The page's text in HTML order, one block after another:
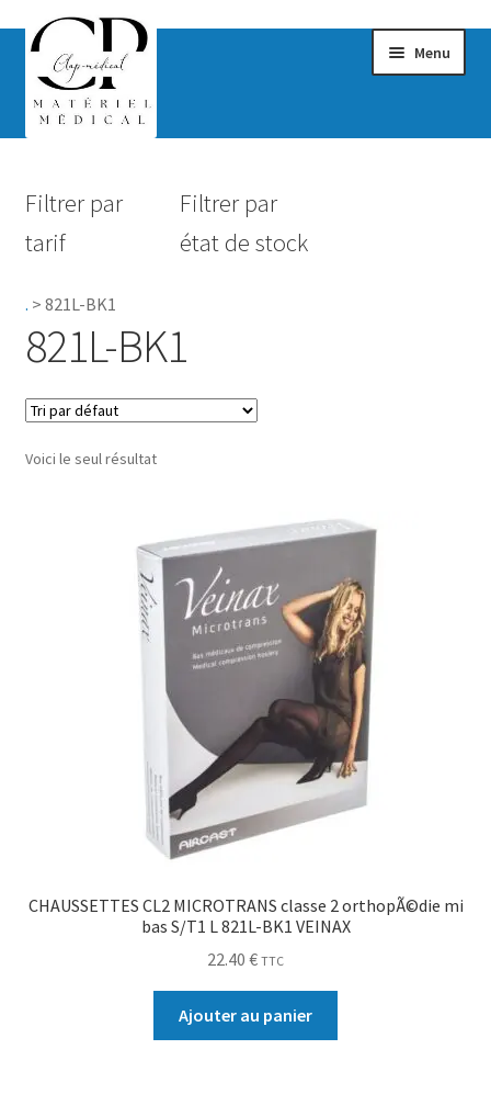
Menu
Hygiène
Accessoires Salle de bain
Filtrer par
tarif
Filtrer par
état de stock
. > 821L-BK1
821L-BK1
Voici le seul résultat
CHAUSSETTES CL2 MICROTRANS classe 2 orthopÃ©die mi
bas S/T1 L 821L-BK1 VEINAX
22.40 € TTC
Ajouter au panier